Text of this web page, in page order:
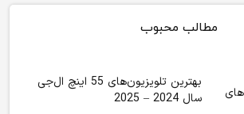
مطالب محبوب
بهترین تلویزیون‌های 55 اینچ ال‌جی
سال 2024 – 2025